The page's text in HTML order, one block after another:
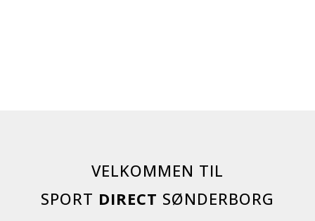
VELKOMMEN TIL
SPORT DIRECT SØNDERBORG